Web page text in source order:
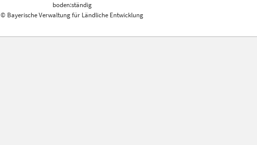
boden:ständig
© Bayerische Verwaltung für Ländliche Entwicklung